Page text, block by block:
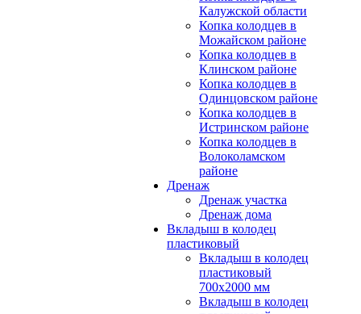
Калужской области
Копка колодцев в
Можайском районе
Копка колодцев в
Клинском районе
Копка колодцев в
Одинцовском районе
Копка колодцев в
Истринском районе
Копка колодцев в
Волоколамском
районе
Дренаж
Дренаж участка
Дренаж дома
Вкладыш в колодец
пластиковый
Вкладыш в колодец
пластиковый
700х2000 мм
Вкладыш в колодец